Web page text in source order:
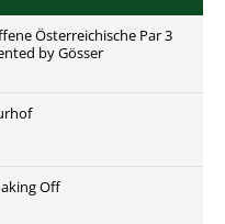
Österreichische Par 3
by Gösser
Off